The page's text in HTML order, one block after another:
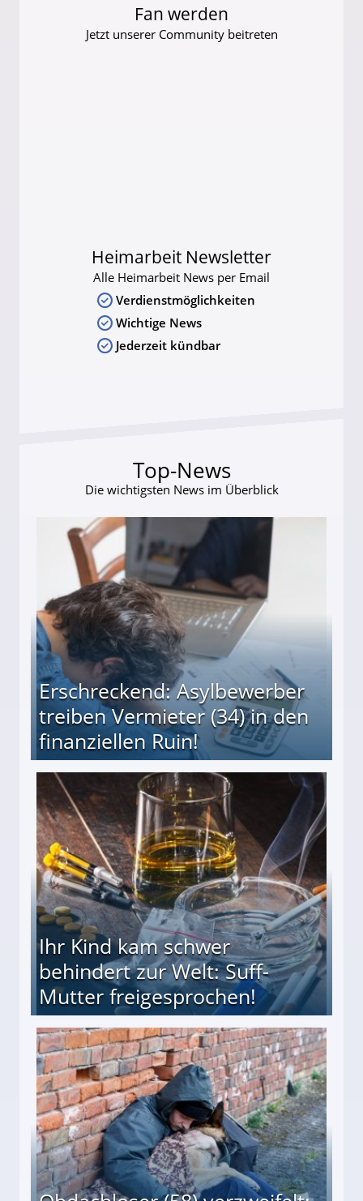
Fan werden
Jetzt unserer Community beitreten
Heimarbeit Newsletter
Alle Heimarbeit News per Email
Verdienstmöglichkeiten
Wichtige News
Jederzeit kündbar
Top-News
Die wichtigsten News im Überblick
Erschreckend: Asylbewerber
treiben Vermieter (34) in den
finanziellen Ruin!
(34) in den finanziellen Ruin!
Ihr Kind kam schwer
behindert zur Welt: Suff-
Mutter freigesprochen!
Mutter freigesprochen!